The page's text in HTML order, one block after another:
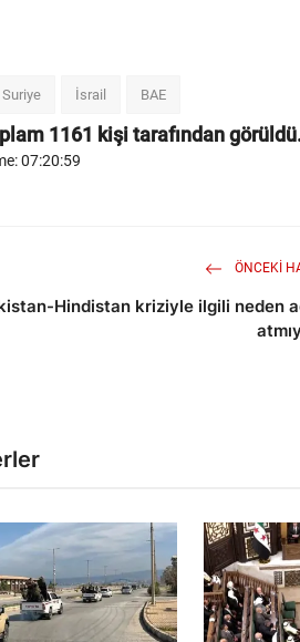
Suriye İsrail BAE
1161 kişi tarafından
07:20:59
ÖNCEKI
Hindistan kriziyle ilgili neden